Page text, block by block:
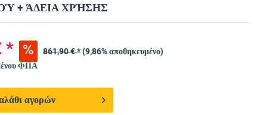
+ ΆΔΕΙΑ ΧΡΉΣΗΣ
* 861,90 € *(9,86% αποθηκευμένο)
ΦΠΑ
αγορών